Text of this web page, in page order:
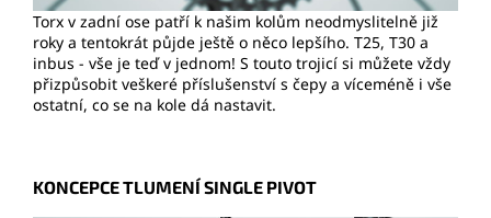
Torx v zadní ose patří k našim kolům neodmyslitelně již
roky a tentokrát půjde ještě o něco lepšího. T25, T30 a
inbus - vše je teď v jednom! S touto trojicí si můžete vždy
přizpůsobit veškeré příslušenství s čepy a víceméně i vše
ostatní, co se na kole dá nastavit.
KONCEPCE TLUMENÍ SINGLE PIVOT